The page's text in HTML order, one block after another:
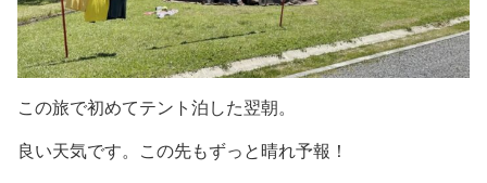
この旅で初めてテント泊した翌朝。
良い天気です。この先もずっと晴れ予報！